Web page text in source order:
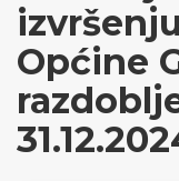
Općine